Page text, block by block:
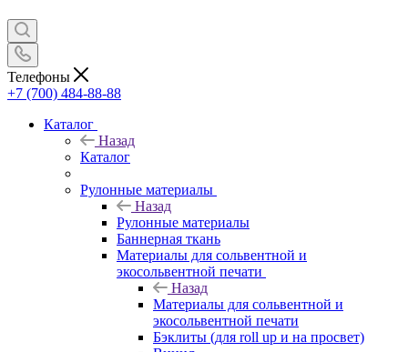
Телефоны
+7 (700) 484-88-88
Каталог
Назад
Каталог
Рулонные материалы
Назад
Рулонные материалы
Баннерная ткань
Материалы для сольвентной и
экосольвентной печати
Назад
Материалы для сольвентной и
экосольвентной печати
Бэклиты (для roll up и на просвет)